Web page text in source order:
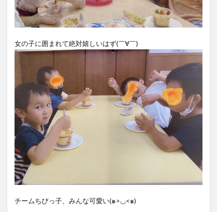
女の子に囲まれて絶対嬉しいはず(￣∀￣)
チームちびっ子、みんな可愛い(๑>◡<๑)